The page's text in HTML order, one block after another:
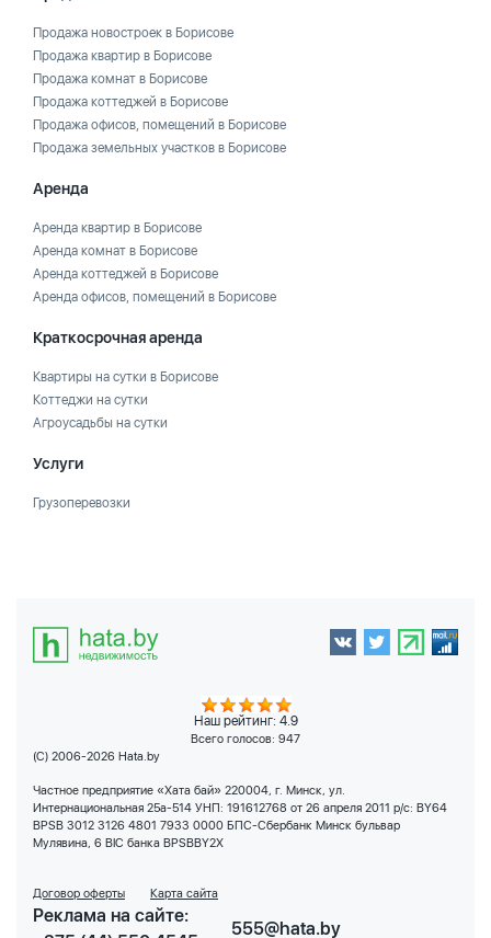
Продажа новостроек в Борисове
Продажа квартир в Борисове
Продажа комнат в Борисове
Продажа коттеджей в Борисове
Продажа офисов, помещений в Борисове
Продажа земельных участков в Борисове
Аренда
Аренда квартир в Борисове
Аренда комнат в Борисове
Аренда коттеджей в Борисове
Аренда офисов, помещений в Борисове
Краткосрочная аренда
Квартиры на сутки в Борисове
Коттеджи на сутки
Агроусадьбы на сутки
Услуги
Грузоперевозки
Наш рейтинг: 4.9
Всего голосов: 947
(C) 2006-2026 Hata.by
Частное предприятие «Хата бай» 220004, г. Минск, ул.
Интернациональная 25а-514 УНП: 191612768 от 26 апреля 2011 р/с: BY64
BPSB 3012 3126 4801 7933 0000 БПС-Сбербанк Минск бульвар
Мулявина, 6 BIC банка BPSBBY2X
Договор оферты Карта сайта
Реклама на сайте:
555@hata.by